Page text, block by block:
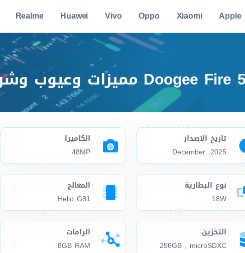
Apple
Xiaomi
Oppo
Vivo
Huawei
Realme
تاريخ الاصدار
2025, December
الكاميرا
48MP
نوع البطارية
18W
المعالج
Helio G81
التخزين
256GB , microSDXC
الرامات
8GB RAM